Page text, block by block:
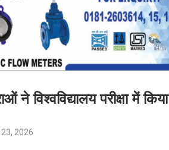
विश्वविद्यालय परीक्षा में किया
2026